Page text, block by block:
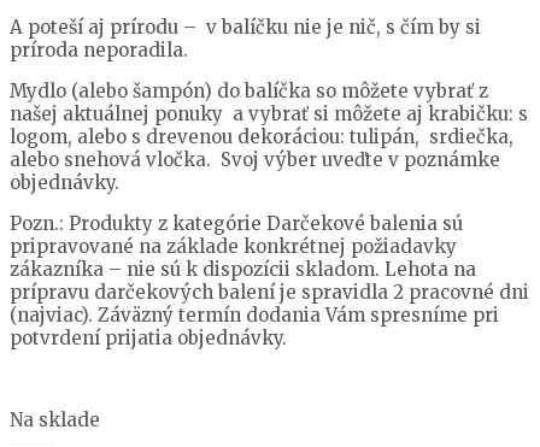
A poteší aj prírodu – v balíčku nie je nič, s čím by si
príroda neporadila.
Mydlo (alebo šampón) do balíčka so môžete vybrať z
našej aktuálnej ponuky a vybrať si môžete aj krabičku: s
logom, alebo s drevenou dekoráciou: tulipán, srdiečka,
alebo snehová vločka. Svoj výber uveďte v poznámke
objednávky.
Pozn.: Produkty z kategórie Darčekové balenia sú
pripravované na základe konkrétnej požiadavky
zákazníka – nie sú k dispozícii skladom. Lehota na
prípravu darčekových balení je spravidla 2 pracovné dni
(najviac). Záväzný termín dodania Vám spresníme pri
potvrdení prijatia objednávky.
Na sklade